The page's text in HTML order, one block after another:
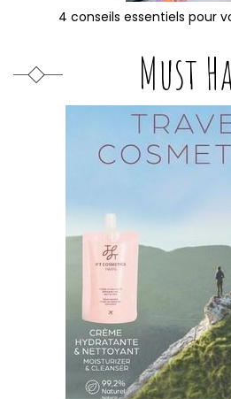
4 conseils essentiels pour
Must